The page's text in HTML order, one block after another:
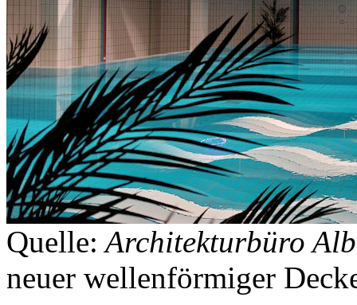
Quelle: Architekturbüro
neuer wellenförmiger